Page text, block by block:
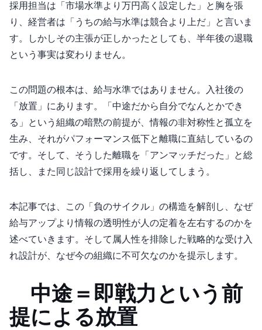
採用担当は「市場水準より5万円高く設定した」と胸を張
り、経営者は「うちの給与水準は競合より上だ」と言いま
す。しかしその主張が正しかったとしても、半年後の退職
という事実は変わりません。
この問題の根本は、給与水準ではありません。入社後の
「放置」にあります。「中途だから自分でなんとかでき
る」という組織の暗黙の前提が、情報の非対称性と孤立を
生み、それがパフォーマンス低下と離職に直結しているの
です。そして、そうした離職を「アンマッチだった」と総
括し、また同じ設計で採用を繰り返してしまう。
本記事では、この「負のサイクル」の構造を解剖し、なぜ
給与アップより情報の透明性が人の定着を左右するのかを
述べていきます。そして属人性を排除した戦略的な受け入
れ設計が、なぜ今の組織に不可欠なのかを提示します。
1. 中途＝即戦力という前
提による放置